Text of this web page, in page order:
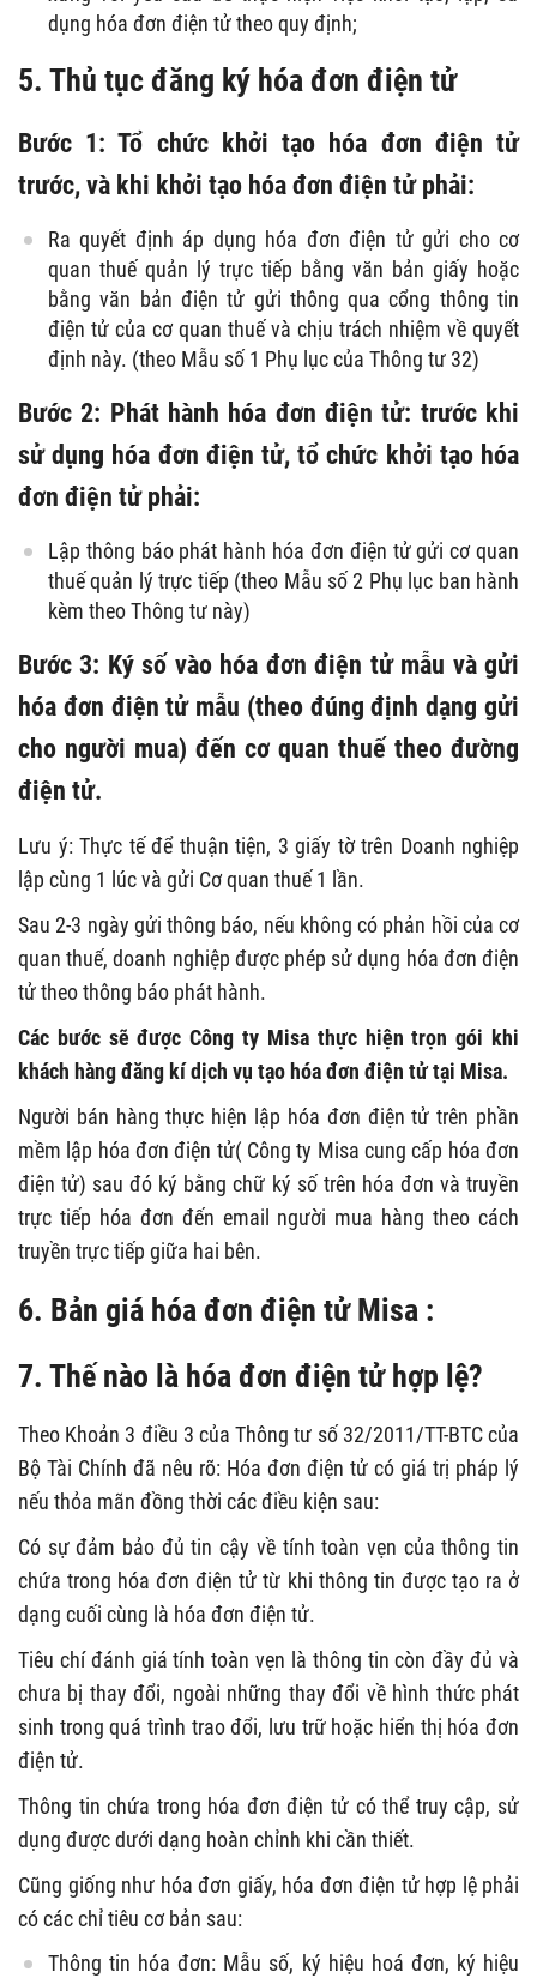
dụng hóa đơn điện tử theo quy định;
5. Thủ tục đăng ký hóa đơn điện tử
Bước 1: Tổ chức khởi tạo hóa đơn điện tử
trước, và khi khởi tạo hóa đơn điện tử phải:
Ra quyết định áp dụng hóa đơn điện tử gửi cho cơ
quan thuế quản lý trực tiếp bằng văn bản giấy hoặc
bằng văn bản điện tử gửi thông qua cổng thông tin
điện tử của cơ quan thuế và chịu trách nhiệm về quyết
định này. (theo Mẫu số 1 Phụ lục của Thông tư 32)
Bước 2: Phát hành hóa đơn điện tử: trước khi
sử dụng hóa đơn điện tử, tổ chức khởi tạo hóa
đơn điện tử phải:
Lập thông báo phát hành hóa đơn điện tử gửi cơ quan
thuế quản lý trực tiếp (theo Mẫu số 2 Phụ lục ban hành
kèm theo Thông tư này)
Bước 3: Ký số vào hóa đơn điện tử mẫu và gửi
hóa đơn điện tử mẫu (theo đúng định dạng gửi
cho người mua) đến cơ quan thuế theo đường
điện tử.
Lưu ý: Thực tế để thuận tiện, 3 giấy tờ trên Doanh nghiệp
lập cùng 1 lúc và gửi Cơ quan thuế 1 lần.
Sau 2-3 ngày gửi thông báo, nếu không có phản hồi của cơ
quan thuế, doanh nghiệp được phép sử dụng hóa đơn điện
tử theo thông báo phát hành.
Các bước sẽ được Công ty Misa thực hiện trọn gói khi
khách hàng đăng kí dịch vụ tạo hóa đơn điện tử tại Misa.
Người bán hàng thực hiện lập hóa đơn điện tử trên phần
mềm lập hóa đơn điện tử( Công ty Misa cung cấp hóa đơn
điện tử) sau đó ký bằng chữ ký số trên hóa đơn và truyền
trực tiếp hóa đơn đến email người mua hàng theo cách
truyền trực tiếp giữa hai bên.
6. Bản giá hóa đơn điện tử Misa :
7. Thế nào là hóa đơn điện tử hợp lệ?
Theo Khoản 3 điều 3 của Thông tư số 32/2011/TT-BTC của
Bộ Tài Chính đã nêu rõ: Hóa đơn điện tử có giá trị pháp lý
nếu thỏa mãn đồng thời các điều kiện sau:
Có sự đảm bảo đủ tin cậy về tính toàn vẹn của thông tin
chứa trong hóa đơn điện tử từ khi thông tin được tạo ra ở
dạng cuối cùng là hóa đơn điện tử.
Tiêu chí đánh giá tính toàn vẹn là thông tin còn đầy đủ và
chưa bị thay đổi, ngoài những thay đổi về hình thức phát
sinh trong quá trình trao đổi, lưu trữ hoặc hiển thị hóa đơn
điện tử.
Thông tin chứa trong hóa đơn điện tử có thể truy cập, sử
dụng được dưới dạng hoàn chỉnh khi cần thiết.
Cũng giống như hóa đơn giấy, hóa đơn điện tử hợp lệ phải
có các chỉ tiêu cơ bản sau:
Thông tin hóa đơn: Mẫu số, ký hiệu hoá đơn, ký hiệu